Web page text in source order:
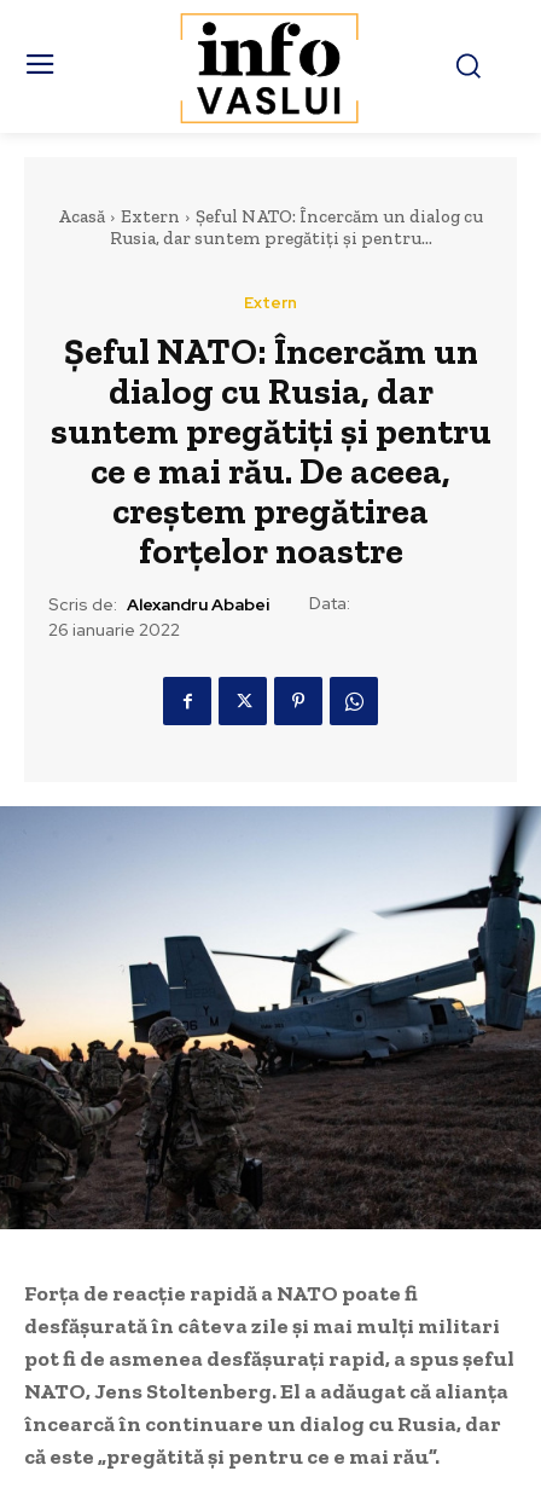
Acasă Extern
Șeful NATO: Încercăm un dialog cu
Rusia, dar suntem pregătiți și pentru...
Extern
Șeful NATO: Încercăm un
dialog cu Rusia, dar
suntem pregătiți și pentru
ce e mai rău. De aceea,
creștem pregătirea
forțelor noastre
Scris de: Alexandru Ababei
Data:
26 ianuarie 2022
Forța de reacție rapidă a NATO poate fi
desfășurată în câteva zile și mai mulți militari
pot fi de asmenea desfășurați rapid, a spus șeful
NATO, Jens Stoltenberg. El a adăugat că alianța
încearcă în continuare un dialog cu Rusia, dar
că este „pregătită și pentru ce e mai rău”.